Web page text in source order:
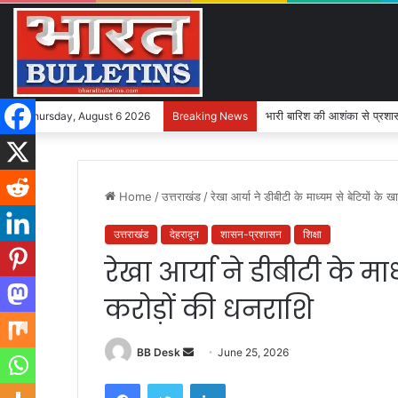
Thursday, August 6 2026 Breaking News भारी बारिश की आशंका से
Home /उत्तराखंड /रेखा आर्या ने डीबीटी के माध्यम से बेटियों के
उत्तराखंड देहरादून शासन-प्रशासन शिक्षा
रेखा आर्या ने डीबीटी के
करोड़ों की धनराशि
BB Desk June 25, 2026